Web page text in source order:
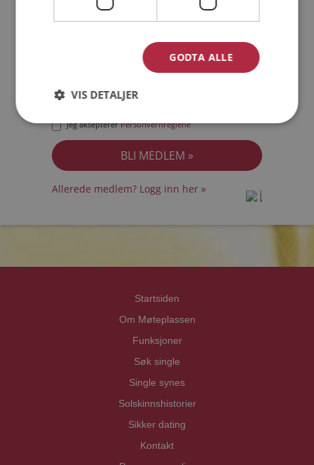
Jeg akseptererPersonvernreglene
Allerede medlem? Logg inn her »
Startsiden
Om Møteplassen
Funksjoner
Søk single
Single synes
Solskinnshistorier
Sikker dating
Kontakt
GODTA ALLE
VIS DETALJER